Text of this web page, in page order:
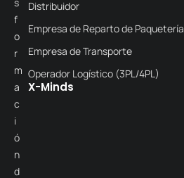
f
o
r
m
a
c
i
ó
n
d
Distribuidor
Empresa de Reparto de Paquetería
Empresa de Transporte
Operador Logístico (3PL/4PL)
X-Minds